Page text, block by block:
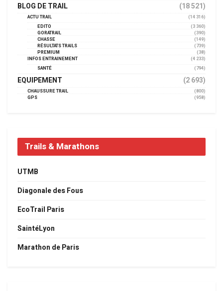
BLOG DE TRAIL (18 521)
ACTU TRAIL
(14 316)
EDITO
(3 360)
GORATRAIL
(390)
CHASSE
(149)
RÉSULTATS TRAILS
(739)
PREMIUM
(38)
INFOS ENTRAINEMENT
(4 233)
SANTÉ
(794)
EQUIPEMENT (2 693)
CHAUSSURE TRAIL
(800)
GPS
(958)
Trails & Marathons
UTMB
Diagonale des Fous
EcoTrail Paris
SaintéLyon
Marathon de Paris